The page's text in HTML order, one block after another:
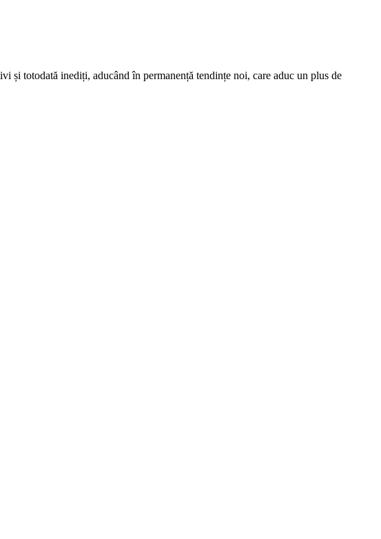
și totodată inediți, aducând în permanență tendințe noi, care aduc un plus de